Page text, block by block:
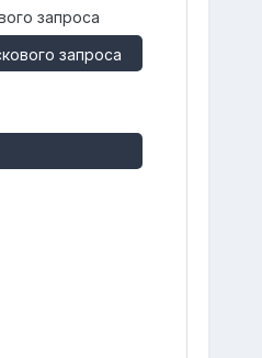
запроса
запроса